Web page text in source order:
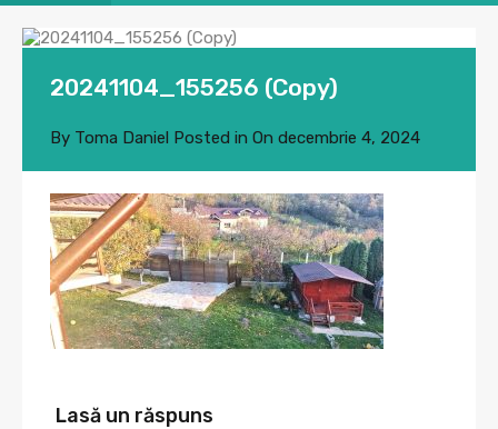
20241104_155256 (Copy)
By Toma Daniel Posted in On decembrie 4, 2024
Lasă un răspuns